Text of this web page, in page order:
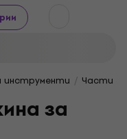
инструменти Части и
за